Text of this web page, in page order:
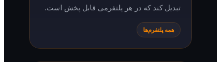
تبدیل کند که در هر پلتفرمی قابل پخش است.
همه پلتفرم‌ها